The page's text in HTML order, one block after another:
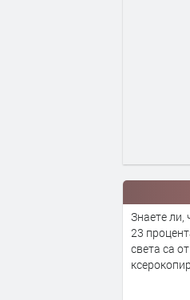
Знаете ли,
23
света са